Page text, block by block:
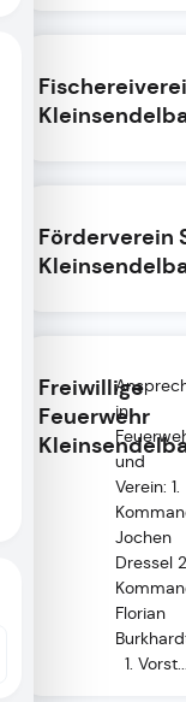
Förderverein
Freiwillige
Feuerwehr
in
und
Verein: 1.
Jochen
Dressel
Florian
1. Vorst...